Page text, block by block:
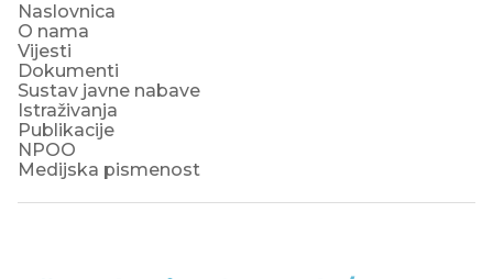
Naslovnica
O nama
Vijesti
Dokumenti
Sustav javne nabave
Istraživanja
Publikacije
NPOO
Medijska pismenost